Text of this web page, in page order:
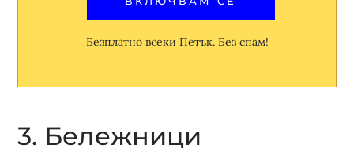
Безплатно всеки Петък. Без спам!
3. Бележници